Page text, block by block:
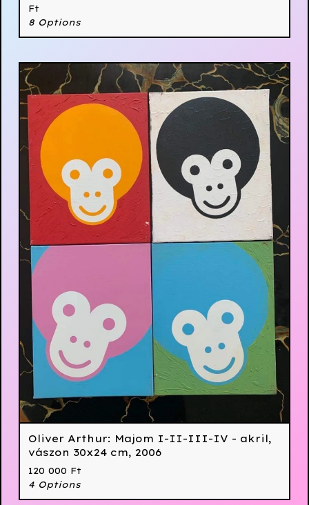
Ft
8 Options
Oliver Arthur: Majom I-II-III-IV - akril,
vászon 30x24 cm, 2006
120 000 Ft
4 Options